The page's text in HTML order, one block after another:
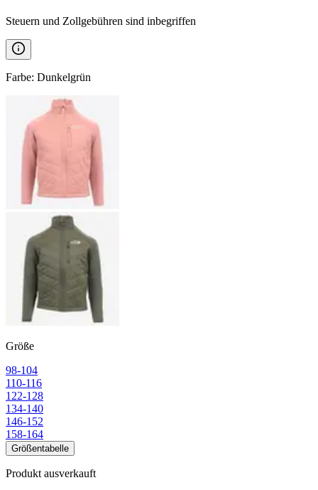
Steuern und Zollgebühren sind inbegriffen
Farbe: Dunkelgrün
Größe
98-104
110-116
122-128
134-140
146-152
158-164
Größentabelle
Produkt ausverkauft